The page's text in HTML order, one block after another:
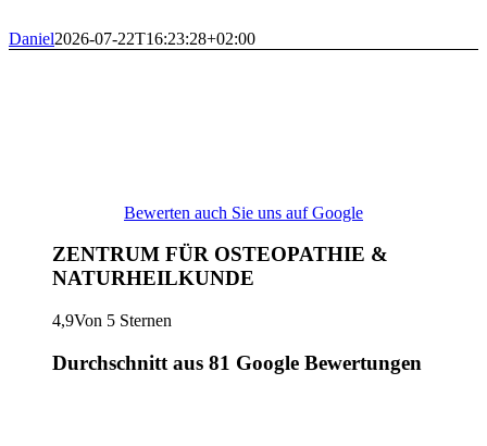
Daniel2026-07-22T16:23:28+02:00
Bewerten auch Sie uns auf Google
ZENTRUM FÜR OSTEOPATHIE &
NATURHEILKUNDE
4,9Von 5 Sternen
Durchschnitt aus 81 Google Bewertungen